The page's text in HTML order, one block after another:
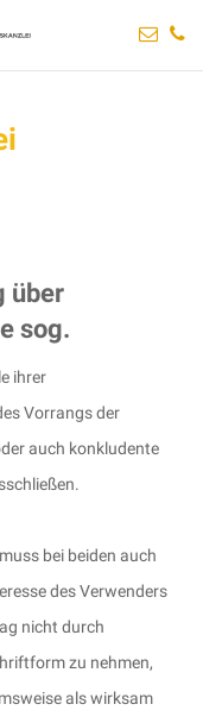
über
sog.
ihrer
Vorrangs der
auch konkludente
bei beiden auch
des Verwenders
nicht durch
zu nehmen,
als wirksam